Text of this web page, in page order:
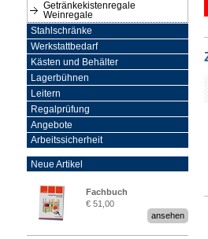
Getränkekistenregale
Weinregale
Stahlschränke
Werkstattbedarf
Kästen und Behälter
Lagerbühnen
Leitern
Regalprüfung
Angebote
Arbeitssicherheit
Neue Artikel
Fachbuch
„Regalprüfung nach DIN
€ 51,00
ansehen